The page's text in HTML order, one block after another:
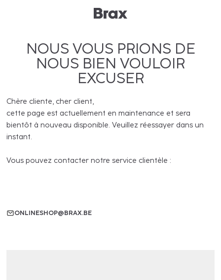
NOUS VOUS PRIONS DE
NOUS BIEN VOULOIR
EXCUSER
Chère cliente, cher client,
cette page est actuellement en maintenance et sera
bientôt à nouveau disponible. Veuillez réessayer dans un
instant.
Vous pouvez contacter notre service clientèle :
ONLINESHOP@BRAX.BE